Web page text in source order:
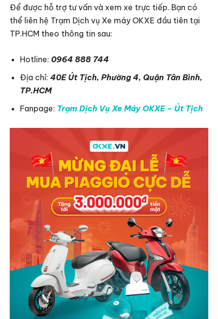
Để được hỗ trợ tư vấn và xem xe trực tiếp. Bạn có
thể liên hệ Trạm Dịch vụ Xe máy OKXE đầu tiên tại
TP.HCM theo thông tin sau:
Hotline: 0964 888 744
Địa chỉ: 40E Út Tịch, Phường 4, Quận Tân Bình,
TP.HCM
Fanpage: Trạm Dịch Vụ Xe Máy OKXE – Út Tịch